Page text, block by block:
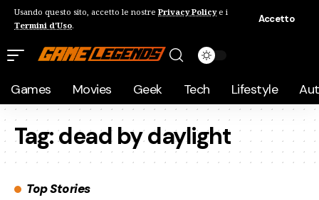
Usando questo sito, accetto le nostre Privacy Policye i
Termini d'Uso.
Accetto
Games Movies Geek Tech Lifestyle
Tag:dead by daylight
Top Stories